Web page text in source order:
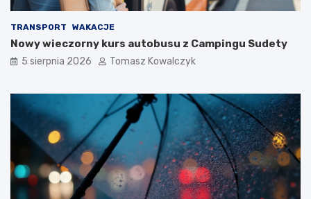
TRANSPORT WAKACJE
Nowy wieczorny kurs autobusu z Campingu Sudety
5 sierpnia 2026 Tomasz Kowalczyk